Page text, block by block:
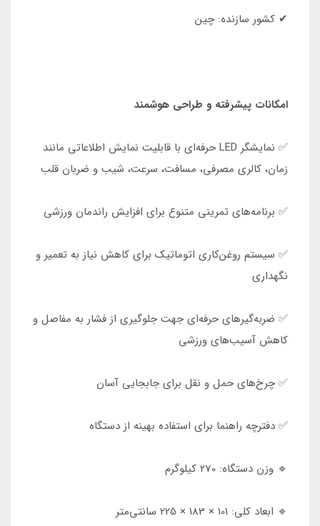
✔ کشور سازنده: چین
امکانات پیشرفته و طراحی هوشمند
✅ نمایشگر LED حرفه‌ای با قابلیت نمایش اطلاعاتی مانند
زمان، کالری مصرفی، مسافت، سرعت، شیب و ضربان قلب
✅ برنامه‌های تمرینی متنوع برای افزایش راندمان ورزشی
✅ سیستم روغن‌کاری اتوماتیک برای کاهش نیاز به تعمیر و
نگهداری
✅ ضربه‌گیرهای حرفه‌ای جهت جلوگیری از فشار به مفاصل و
کاهش آسیب‌های ورزشی
✅ چرخ‌های حمل و نقل برای جابجایی آسان
✅ دفترچه راهنما برای استفاده بهینه از دستگاه
🔹 وزن دستگاه: 270 کیلوگرم
🔹 ابعاد کلی: 101 × 183 × 225 سانتی‌متر